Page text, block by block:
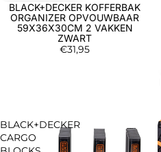
BLACK+DECKER KOFFERBAK
ORGANIZER OPVOUWBAAR
59X36X30CM 2 VAKKEN
ZWART
€31,95
BLACK+DECKER
CARGO